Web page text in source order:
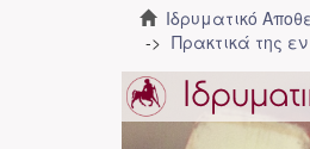
Ιδρυματικό
Πρακτικά της